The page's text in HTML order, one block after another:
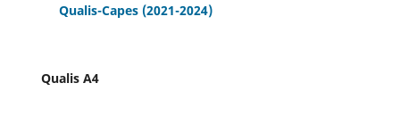
Qualis-Capes (2021-2024)
Qualis A4